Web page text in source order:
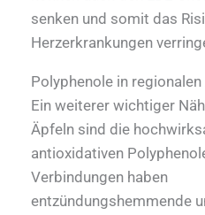
senken und somit das
Herzerkrankungen
Polyphenole in
Ein weiterer wichtiger
Äpfeln sind die
antioxidativen
Verbindungen haben
entzündungshemmende